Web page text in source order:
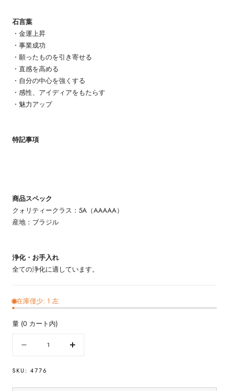
石言葉
・金運上昇
・事業成功
・願ったものを引き寄せる
・直感を高める
・自分の中心を強くする
・感性、アイディアをもたらす
・魅力アップ
特記事項
商品スペック
クォリティークラス：5A（AAAAA）
産地：ブラジル
浄化・お手入れ
全ての浄化に適しています。
在庫僅少: 1 左
量 (0 カート内)
を
減
数
増
SKU: 4776